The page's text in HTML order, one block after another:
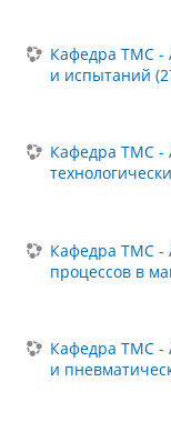
Кафедра ТМС -
и испытаний
Кафедра ТМС -
Кафедра ТМС -
процессов в
Кафедра ТМС -
и